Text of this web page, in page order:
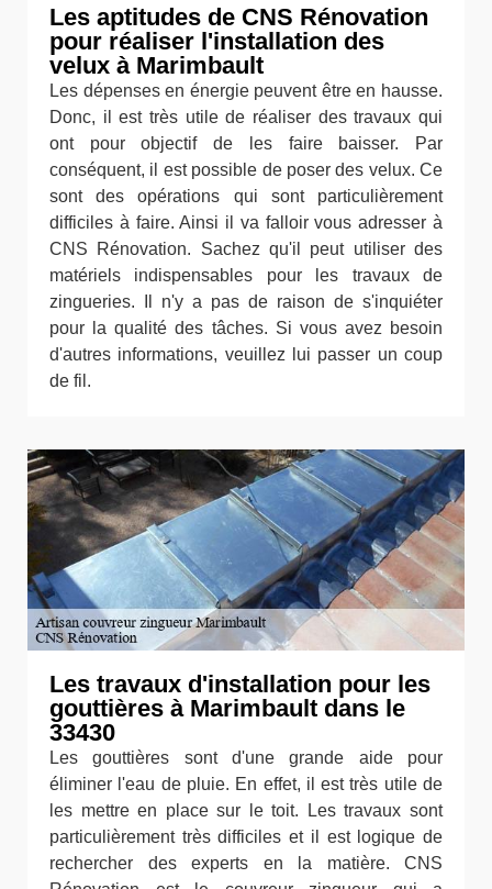
Les aptitudes de CNS Rénovation
pour réaliser l'installation des
velux à Marimbault
Les dépenses en énergie peuvent être en hausse.
Donc, il est très utile de réaliser des travaux qui
ont pour objectif de les faire baisser. Par
conséquent, il est possible de poser des velux. Ce
sont des opérations qui sont particulièrement
difficiles à faire. Ainsi il va falloir vous adresser à
CNS Rénovation. Sachez qu'il peut utiliser des
matériels indispensables pour les travaux de
zingueries. Il n'y a pas de raison de s'inquiéter
pour la qualité des tâches. Si vous avez besoin
d'autres informations, veuillez lui passer un coup
de fil.
Les travaux d'installation pour les
gouttières à Marimbault dans le
33430
Les gouttières sont d'une grande aide pour
éliminer l'eau de pluie. En effet, il est très utile de
les mettre en place sur le toit. Les travaux sont
particulièrement très difficiles et il est logique de
rechercher des experts en la matière. CNS